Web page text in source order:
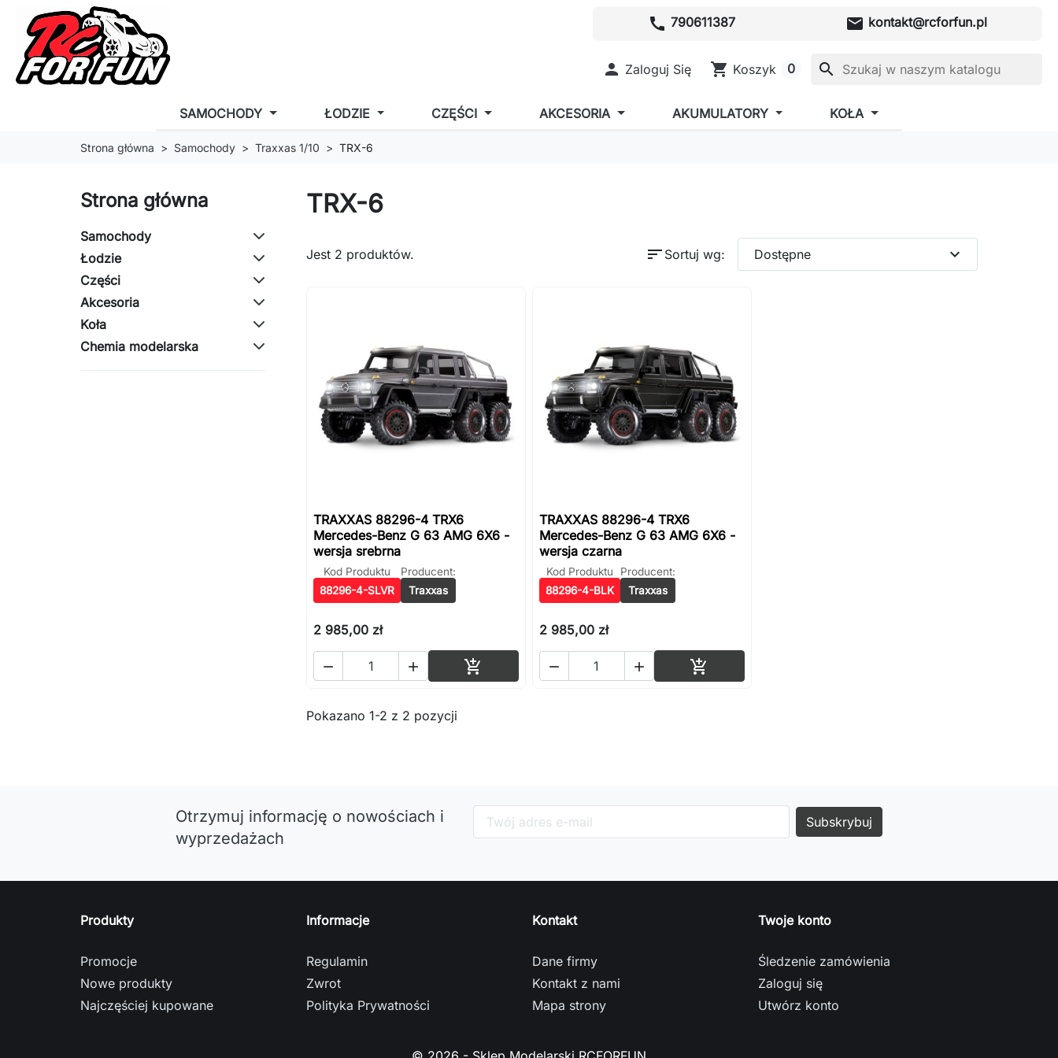
call 790611387 mail kontakt@rcforfun.pl
 Zaloguj Się shopping_cart Koszyk 0 search
SAMOCHODY ŁODZIE CZĘŚCI AKCESORIA AKUMULATORY KOŁA
Strona główna Samochody Traxxas 1/10 TRX-6
Strona główna
Samochody
Łodzie
Części
Akcesoria
Koła
Chemia modelarska
TRX-6
Jest 2 produktów. sort Sortuj wg: Dostępne expand_more
TRAXXAS 88296-4 TRX6
Mercedes-Benz G 63 AMG 6X6 -
wersja srebrna
Kod Produktu
88296-4-SLVR
Producent:
Traxxas
2 985,00 zł
   Dodaj do koszyka
TRAXXAS 88296-4 TRX6
Mercedes-Benz G 63 AMG 6X6 -
wersja czarna
Kod Produktu
88296-4-BLK
Producent:
Traxxas
2 985,00 zł
  
Pokazano 1-2 z 2 pozycji
Otrzymuj informację o nowościach i
wyprzedażach
Produkty
Promocje
Nowe produkty
Najczęściej kupowane
Informacje
Regulamin
Zwrot
Polityka Prywatności
Kontakt
Dane firmy
Kontakt z nami
Mapa strony
Twoje konto
Śledzenie zamówienia
Zaloguj się
Utwórz konto